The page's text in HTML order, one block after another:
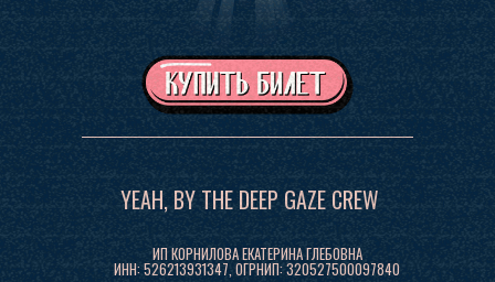
ИП КОРНИЛОВА ЕКАТЕРИНА ГЛЕБОВНА
ИНН: 526213931347, ОГРНИП: 320527500097840
YEAH, BY THE DEEP GAZE CREW